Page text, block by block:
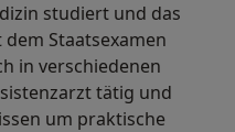
studiert und das
Staatsexamen
in verschiedenen
tätig und
um praktische